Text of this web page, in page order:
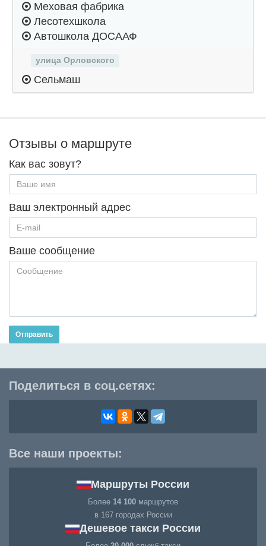
Меховая фабрика
Лесотехшкола
Автошкола ДОСААФ
улица Орловского
Сельмаш
Отзывы о маршруте
Как вас зовут?
Ваш электронный адрес
Ваше сообщение
Отправить
Поделиться в соц.сетях:
Все наши проекты:
Маршруты России
Более 14 100 маршрутов
в 167 городах России
Дешевое такси России